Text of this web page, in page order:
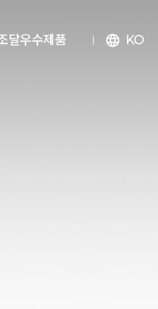
달우수제품 language KO